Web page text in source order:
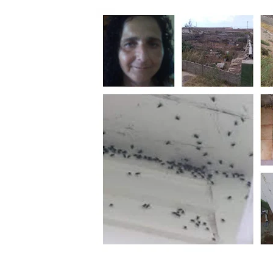
LA TELDENSE INTERNACIONAL CONCHI VERA
MEDICINA"
TELDE TIENDE LAZOS INDESTRUCTIBLES CON
DOCTOR ARENCIBIA: "LAS INFUSIONES Y LOS
ROSANNA L ROMERO: "EL ARTE DE VOLVER A
ENTRE CUERPO, MENTE Y ALMA"
NIEVES GARCÍA, "MUJER MEDICINA": EL CAOS
DOCTOR ARENCIBIA:"ESTILO EDUCATIVO
ALBERTO GARCIA, LEYENDA DE LA SEGURIDAD